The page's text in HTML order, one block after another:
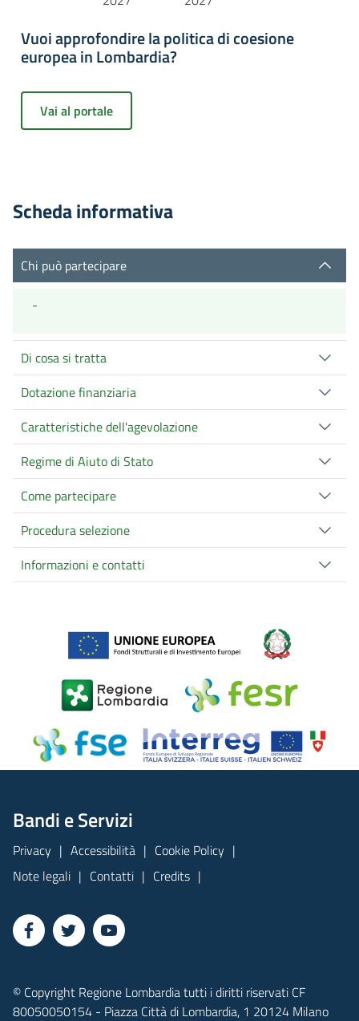
Vuoi approfondire la politica di coesione
europea in Lombardia?
Vai al portale
Scheda informativa
Chi può partecipare
-
Di cosa si tratta
Dotazione finanziaria
Caratteristiche dell'agevolazione
Regime di Aiuto di Stato
Come partecipare
Procedura selezione
Informazioni e contatti
Bandi e Servizi
Privacy Accessibilità
Cookie Policy
Note legali
Contatti Credits
© Copyright Regione Lombardia tutti i diritti riservati CF
80050050154 - Piazza Città di Lombardia, 1 20124 Milano